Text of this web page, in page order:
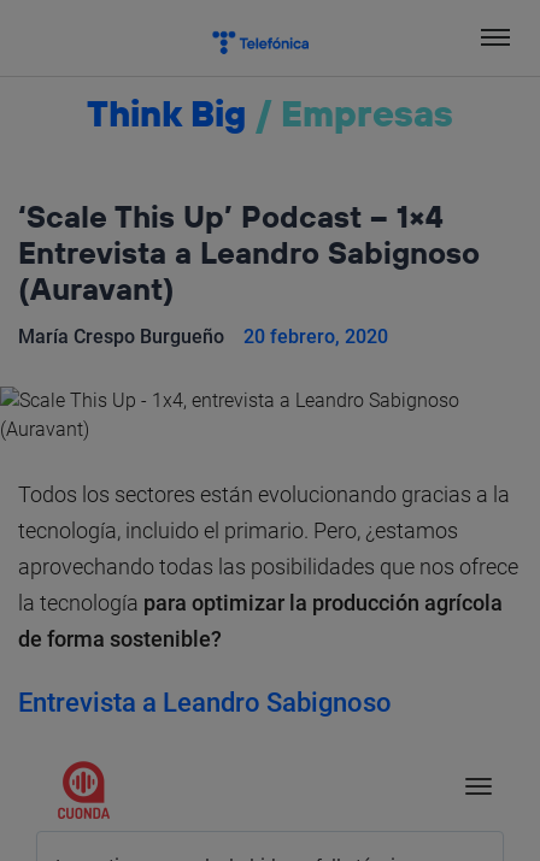
Think Big / Empresas
‘Scale This Up’ Podcast – 1×4
Entrevista a Leandro Sabignoso
(Auravant)
María Crespo Burgueño 20 febrero, 2020
Todos los sectores están evolucionando gracias a la
tecnología, incluido el primario. Pero, ¿estamos
aprovechando todas las posibilidades que nos ofrece
la tecnología para optimizar la producción agrícola
de forma sostenible?
Entrevista a Leandro Sabignoso